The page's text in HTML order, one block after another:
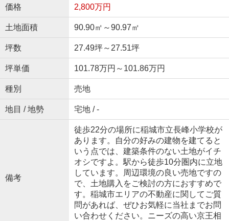
価格 2,800万円
土地面積 90.90㎡～90.97㎡
坪数 27.49坪～27.51坪
坪単価 101.78万円～101.86万円
種別 売地
地目 / 地勢 宅地 / -
備考
徒歩22分の場所に稲城市立長峰小学校が
あります。自分の好みの建物を建てると
いう点では、建築条件のない土地がイチ
オシですよ。駅から徒歩10分圏内に立地
しています。周辺環境の良い売地ですの
で、土地購入をご検討の方におすすめで
す。稲城市エリアの不動産に関してご質
問があれば、ぜひお気軽に当社までお問
い合わせください。ニーズの高い京王相